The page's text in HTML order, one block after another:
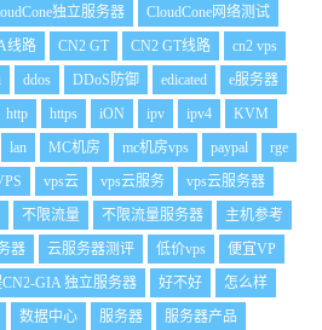
独立服务器
CloudCone网络测试
线路 CN2 GT CN2 GT线路
cn2 vps
ddos DDoS防御 edicated
e服务器
http https iON ipv ipv4
KVM
lan MC机房 mc机房vps paypal
rge
vps云 vps云服务
vps云服务器
不限流量 不限流量服务器
主机参考
器 云服务器测评 低价vps
便宜VP
CN2-GIA 独立服务器 好不好
怎么样
数据中心 服务器
服务器产品